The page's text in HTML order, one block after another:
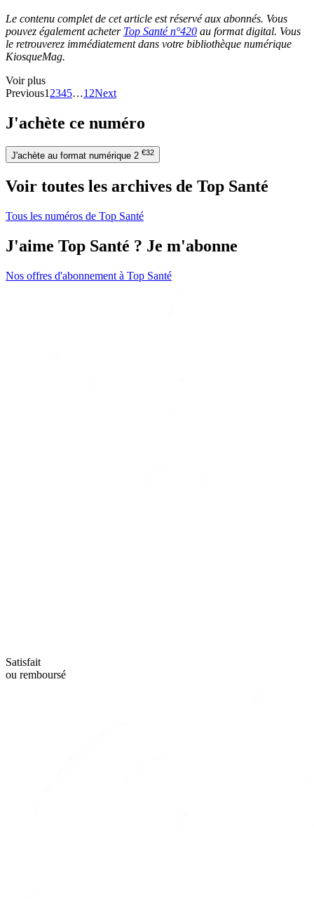
Le contenu complet de cet article est réservé aux abonnés. Vous
pouvez également acheter Top Santé n°420 au format digital. Vous
le retrouverez immédiatement dans votre bibliothèque numérique
KiosqueMag.
Voir plus
Previous1 2345…12Next
J'achète ce numéro
J'achète au format numérique 2 €32
Voir toutes les archives de Top Santé
Tous les numéros de Top Santé
J'aime Top Santé ? Je m'abonne
Nos offres d'abonnement à Top Santé
Satisfait
ou remboursé